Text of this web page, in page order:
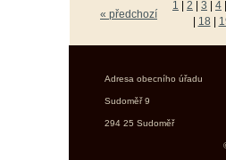
« předchozí
1 2 3 4
18
Adresa
Sudoměř 9
294 25